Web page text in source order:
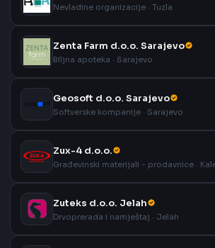
Nevladine organizacije · Tuzla
Zenta Farm d.o.o. Sarajevo
Biljna apoteka · Sarajevo
Geosoft d.o.o. Sarajevo
Softverske kompanije · Sarajevo
Zux-4 d.o.o.
Građevinski materijali - prodavnice ·
Zuteks d.o.o. Jelah
Drvoprerada i namještaj · Jelah